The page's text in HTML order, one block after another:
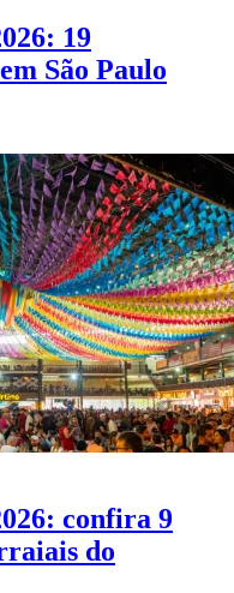
19
São Paulo
confira 9
do